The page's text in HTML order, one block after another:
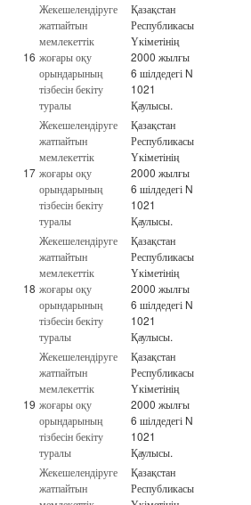
16
Жекешелендіруге
жатпайтын
мемлекеттік
жоғары оқу
орындарының
тізбесін бекіту
туралы
Қазақстан
Республикасы
Үкіметінің
2000 жылғы
6 шілдедегі N
1021
Қаулысы.
17
Жекешелендіруге
жатпайтын
мемлекеттік
жоғары оқу
орындарының
тізбесін бекіту
туралы
Қазақстан
Республикасы
Үкіметінің
2000 жылғы
6 шілдедегі N
1021
Қаулысы.
18
Жекешелендіруге
жатпайтын
мемлекеттік
жоғары оқу
орындарының
тізбесін бекіту
туралы
Қазақстан
Республикасы
Үкіметінің
2000 жылғы
6 шілдедегі N
1021
Қаулысы.
19
Жекешелендіруге
жатпайтын
мемлекеттік
жоғары оқу
орындарының
тізбесін бекіту
туралы
Қазақстан
Республикасы
Үкіметінің
2000 жылғы
6 шілдедегі N
1021
Қаулысы.
Жекешелендіруге
жатпайтын
Қазақстан
Республикасы